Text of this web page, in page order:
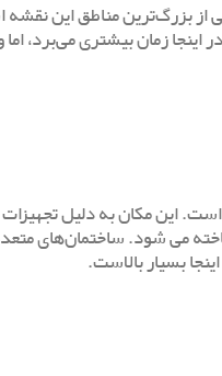
بزرگ‌ترین مناطق این نقشه
زمان بیشتری می‌برد،
این مکان به دلیل
می شود. ساختمان‌های
بسیار بالاست.